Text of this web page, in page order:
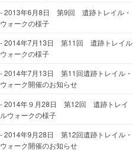
2013年6月8日 第9回 遺跡トレイル・
ウォークの様子
2014年7月13日 第11回 遺跡トレイル
ウォークの様子
2014年7月13日 第11回遺跡トレイル・
ウォーク開催のお知らせ
2014年９月28日 第12回 遺跡トレイ
ルウォークの様子
2014年9月28日 第12回遺跡トレイル・
ウォーク開催のお知らせ